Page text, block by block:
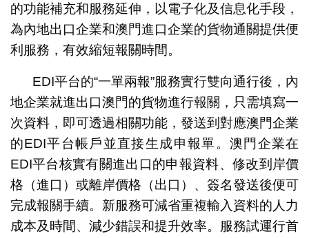
的功能補充和服務延伸，以電子化及信息化手段，
為內地出口企業和澳門進口企業的貨物通關提供便
利服務，有效縮短報關時間。
EDI平台的“一單兩報”服務實行雙向通行後，內
地企業就進出口澳門的貨物進行報關，只需填寫一
次資料，即可透過相關功能，發送到對應澳門企業
的EDI平台帳戶並直接生成申報單。澳門企業在
EDI平台核實有關進出口的申報資料、修改到岸價
格（進口）或離岸價格（出口）、簽名發送後便可
完成報關手續。新服務可減省重複輸入資料的人力
成本及時間、減少錯誤和提升效率。服務試運行首